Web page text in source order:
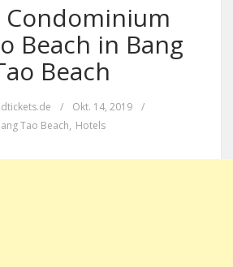
Condominium
Beach in Bang
Beach
/ Okt. 14, 2019
/
Tao Beach, Hotels